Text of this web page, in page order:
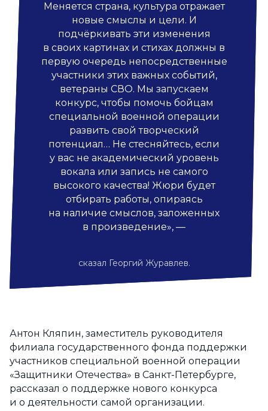
Меняется страна, культура отражает
новые смыслы и цели. И
подчёркивать эти изменения
в своих картинах и стихах должны в
первую очередь непосредственные
участники этих важных событий,
ветераны СВО. Мы запускаем
конкурс, чтобы помочь бойцам
специальной военной операции
развить свой творческий
потенциал… Не стесняйтесь, если
у вас не академический уровень
вокала или запись не самого
высокого качества! Жюри будет
отбирать работы, опираясь
на наличие смыслов, заложенных
в произведение», —
сказал Георгий Журавлев.
Антон Кляпин, заместитель руководителя
филиала государственного фонда поддержки
участников специальной военной операции
«Защитники Отечества» в Санкт-Петербурге,
рассказал о поддержке нового конкурса
и о деятельности самой организации.